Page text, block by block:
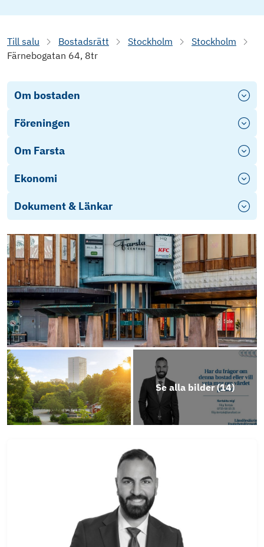
Till salu Bostadsrätt Stockholm
Stockholm
Färnebogatan 64, 8tr
Om bostaden
Föreningen
Om Farsta
Ekonomi
Dokument & Länkar
Se alla bilder (14)